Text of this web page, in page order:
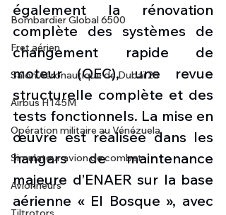
Bombardier Global 6500
Fret aérien
Salon Aéronautique de Dubaï 25
Airbus H145M
Opération militaire au Vénézuela
Simulateur avion de combat
Avionneurs
également la rénovation
complète des systèmes de
changement rapide de
moteur (QEC), une revue
structurelle complète et des
tests fonctionnels. La mise en
œuvre est réalisée dans les
hangars de maintenance
majeure d’ENAER sur la base
aérienne « El Bosque », avec